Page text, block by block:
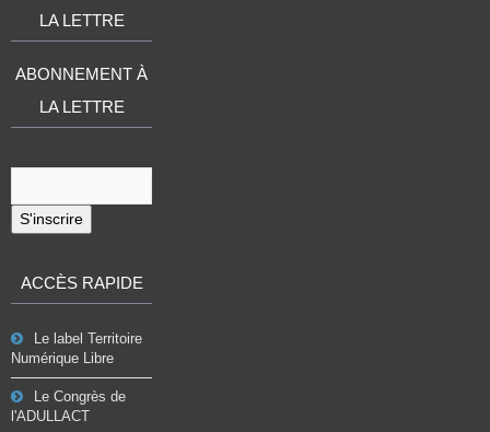
LA LETTRE
ABONNEMENT À
LA LETTRE
S'inscrire
ACCÈS RAPIDE
Le label Territoire
Numérique Libre
Le Congrès de
l'ADULLACT